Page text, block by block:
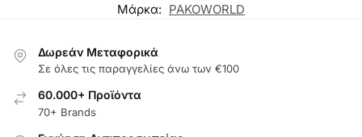
Μάρκα: PAKOWORLD
Δωρεάν Μεταφορικά
Σε όλες τις παραγγελίες άνω των €100
60.000+ Προϊόντα
70+ Brands